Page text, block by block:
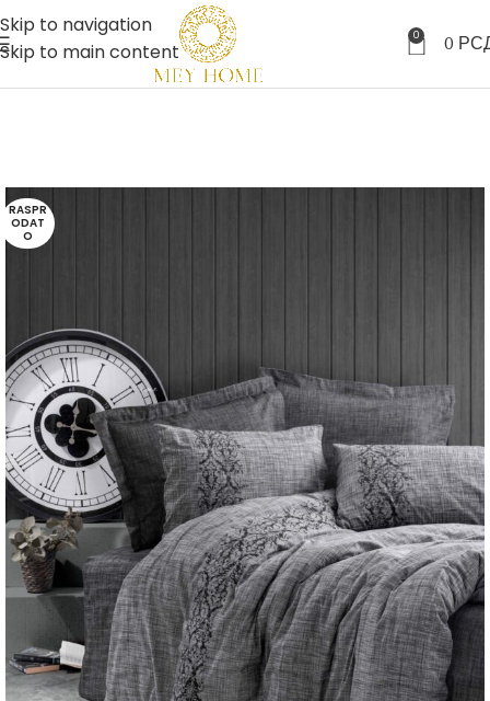
Skip to navigation
Skip to main content
0 0
RASPR
ODAT
O